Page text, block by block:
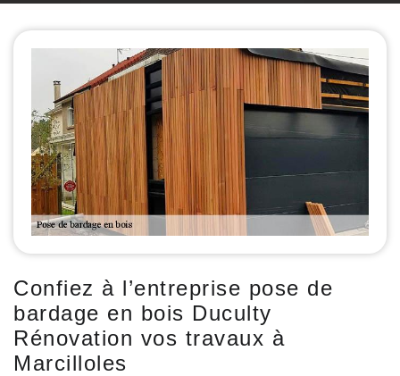
Confiez à l’entreprise pose de
bardage en bois Duculty
Rénovation vos travaux à
Marcilloles